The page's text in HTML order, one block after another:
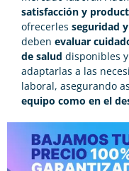
satisfacción y
ofrecerles seguridad
deben evaluar
de salud disponibles y
adaptarlas a las
laboral, asegurando
equipo como en el